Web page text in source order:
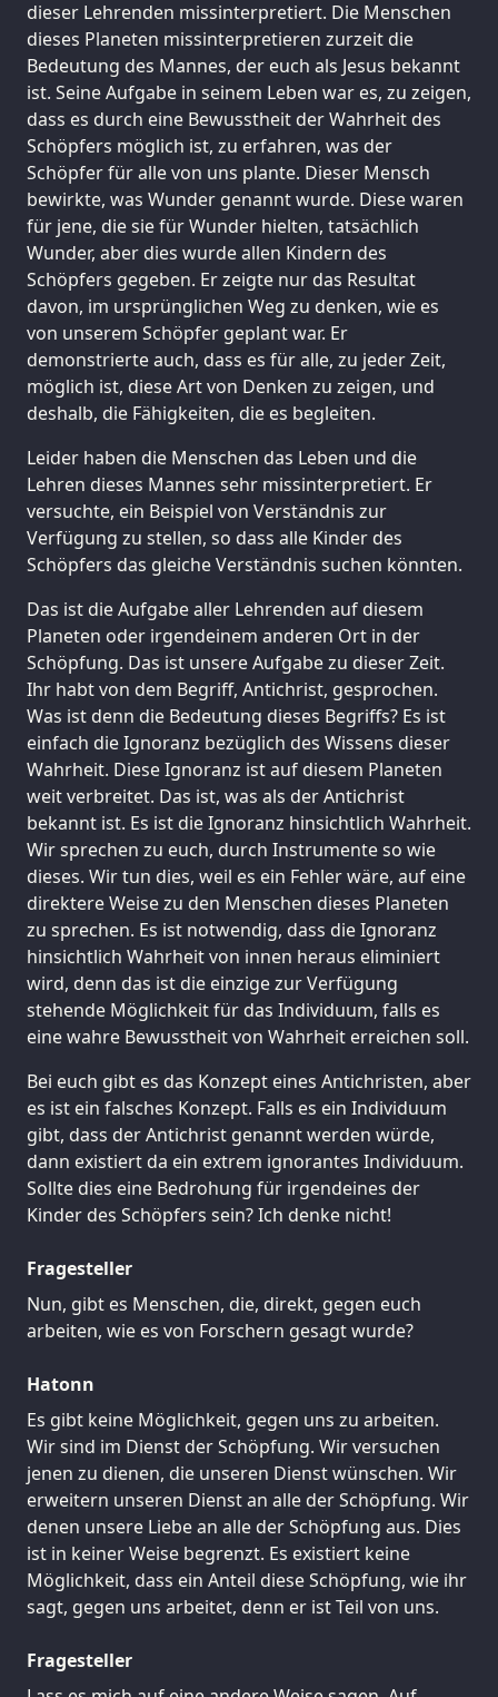
dieser Lehrenden missinterpretiert. Die Menschen
dieses Planeten missinterpretieren zurzeit die
Bedeutung des Mannes, der euch als Jesus bekannt
ist. Seine Aufgabe in seinem Leben war es, zu zeigen,
dass es durch eine Bewusstheit der Wahrheit des
Schöpfers möglich ist, zu erfahren, was der
Schöpfer für alle von uns plante. Dieser Mensch
bewirkte, was Wunder genannt wurde. Diese waren
für jene, die sie für Wunder hielten, tatsächlich
Wunder, aber dies wurde allen Kindern des
Schöpfers gegeben. Er zeigte nur das Resultat
davon, im ursprünglichen Weg zu denken, wie es
von unserem Schöpfer geplant war. Er
demonstrierte auch, dass es für alle, zu jeder Zeit,
möglich ist, diese Art von Denken zu zeigen, und
deshalb, die Fähigkeiten, die es begleiten.
Leider haben die Menschen das Leben und die
Lehren dieses Mannes sehr missinterpretiert. Er
versuchte, ein Beispiel von Verständnis zur
Verfügung zu stellen, so dass alle Kinder des
Schöpfers das gleiche Verständnis suchen könnten.
Das ist die Aufgabe aller Lehrenden auf diesem
Planeten oder irgendeinem anderen Ort in der
Schöpfung. Das ist unsere Aufgabe zu dieser Zeit.
Ihr habt von dem Begriff, Antichrist, gesprochen.
Was ist denn die Bedeutung dieses Begriffs? Es ist
einfach die Ignoranz bezüglich des Wissens dieser
Wahrheit. Diese Ignoranz ist auf diesem Planeten
weit verbreitet. Das ist, was als der Antichrist
bekannt ist. Es ist die Ignoranz hinsichtlich Wahrheit.
Wir sprechen zu euch, durch Instrumente so wie
dieses. Wir tun dies, weil es ein Fehler wäre, auf eine
direktere Weise zu den Menschen dieses Planeten
zu sprechen. Es ist notwendig, dass die Ignoranz
hinsichtlich Wahrheit von innen heraus eliminiert
wird, denn das ist die einzige zur Verfügung
stehende Möglichkeit für das Individuum, falls es
eine wahre Bewusstheit von Wahrheit erreichen soll.
Bei euch gibt es das Konzept eines Antichristen, aber
es ist ein falsches Konzept. Falls es ein Individuum
gibt, dass der Antichrist genannt werden würde,
dann existiert da ein extrem ignorantes Individuum.
Sollte dies eine Bedrohung für irgendeines der
Kinder des Schöpfers sein? Ich denke nicht!
Fragesteller
Nun, gibt es Menschen, die, direkt, gegen euch
arbeiten, wie es von Forschern gesagt wurde?
Hatonn
Es gibt keine Möglichkeit, gegen uns zu arbeiten.
Wir sind im Dienst der Schöpfung. Wir versuchen
jenen zu dienen, die unseren Dienst wünschen. Wir
erweitern unseren Dienst an alle der Schöpfung. Wir
denen unsere Liebe an alle der Schöpfung aus. Dies
ist in keiner Weise begrenzt. Es existiert keine
Möglichkeit, dass ein Anteil diese Schöpfung, wie ihr
sagt, gegen uns arbeitet, denn er ist Teil von uns.
Fragesteller